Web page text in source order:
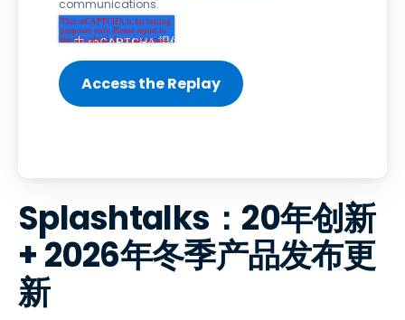
communications.
Splashtalks：20年创新
+ 2026年冬季产品发布更
新